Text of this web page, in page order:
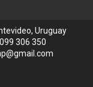
Uruguay
306 350